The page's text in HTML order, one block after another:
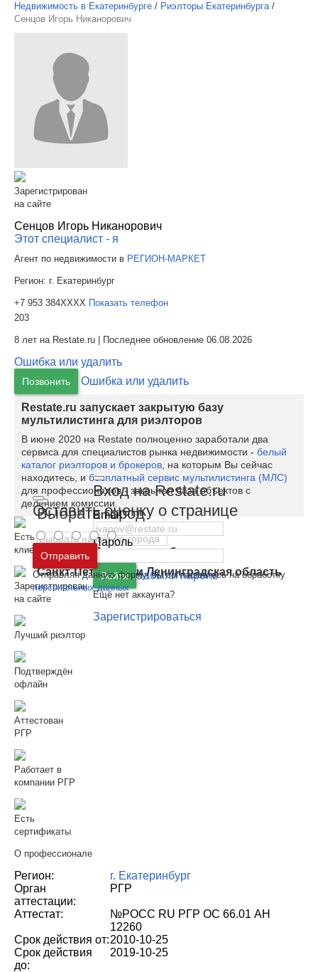
Выбрать город
Москва и
Московская область
Санкт-Петербург иЛенинградская область
Вход на Restate.ru
Email
Пароль
Войти Забыли пароль
Ещё нет аккаунта?
Зарегистрироваться
Недвижимость в Екатеринбурге / Риэлторы Екатеринбурга /
Сенцов Игорь Никанорович
Зарегистрирован
на сайте
Сенцов Игорь Никанорович
Этот специалист - я
Агент по недвижимости в РЕГИОН-МАРКЕТ
Регион: г. Екатеринбург
+7 953 384XXXX Показать телефон
203
8 лет на Restate.ru | Последнее обновление 06.08.2026
Ошибка или удалить
Позвонить Ошибка или удалить
Restate.ru запускает закрытую базу
мультилистинга для риэлторов
В июне 2020 на Restate полноценно заработали два
сервиса для специалистов рынка недвижимости - белый
каталог риэлторов и брокеров , на которым Вы сейчас
находитесь, и бесплатный сервис мультилистинга (МЛС)
для профессионалов - закрытая база объектов с
делением комиссии.
Есть отзывы
клиентов
Зарегистрирован
на сайте
Лучший риэлтор
Подтверждён
офлайн
Аттестован
РГР
Работает в
компании РГР
Есть
сертификаты
О профессионале
Регион:
г. Екатеринбург
Орган
аттестации:
РГР
Аттестат:
№РОСС RU РГР ОС 66.01 АН
12260
Срок действия от:2010-10-25
Срок действия
до:
2019-10-25
Оставить оценку о странице
Отправить
Отправляя данную форму, вы соглашаетесь на обработку
персональных данных